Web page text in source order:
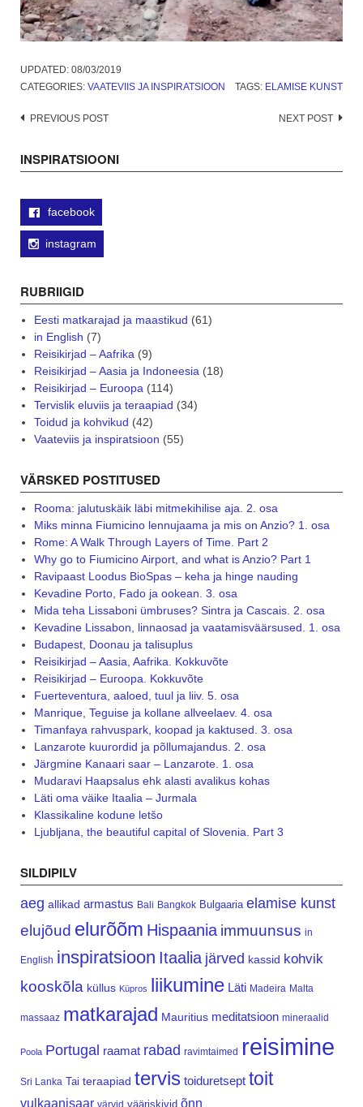
UPDATED: 08/03/2019
CATEGORIES: VAATEVIIS JA INSPIRATSIOON TAGS: ELAMISE KUNST
Post
PREVIOUS POST NEXT POST
INSPIRATSIOONI
facebook
instagram
RUBRIIGID
Eesti matkarajad ja maastikud (61)
in English (7)
Reisikirjad – Aafrika(9)
Reisikirjad – Aasia ja Indoneesia(18)
Reisikirjad – Euroopa(114)
Tervislik eluviis ja teraapiad (34)
Toidud ja kohvikud (42)
Vaateviis ja inspiratsioon (55)
VÄRSKED POSTITUSED
Rooma: jalutuskäik läbi mitmekihilise aja. 2. osa
Miks minna Fiumicino lennujaama ja mis on Anzio? 1. osa
Rome: A Walk Through Layers of Time. Part 2
Why go to Fiumicino Airport, and what is Anzio? Part 1
Ravipaast Loodus BioSpas – keha ja hinge nauding
Kevadine Porto, Fado ja ookean. 3. osa
Mida teha Lissaboni ümbruses? Sintra ja Cascais. 2. osa
Kevadine Lissabon, linnaosad ja vaatamisväärsused. 1. osa
Budapest, Doonau ja talisuplus
Reisikirjad – Aasia, Aafrika. Kokkuvõte
Reisikirjad – Euroopa. Kokkuvõte
Fuerteventura, aaloed, tuul ja liiv. 5. osa
Manrique, Teguise ja kollane allveelaev. 4. osa
Timanfaya rahvuspark, koopad ja kaktused. 3. osa
Lanzarote kuurordid ja põllumajandus. 2. osa
Järgmine Kanaari saar – Lanzarote. 1. osa
Mudaravi Haapsalus ehk alasti avalikus kohas
Läti oma väike Itaalia – Jurmala
Klassikaline kodune letšo
Ljubljana, the beautiful capital of Slovenia. Part 3
SILDIPILV
aeg allikad armastus Bali Bangkok Bulgaaria elamise kunst
elujõud elurõõm Hispaania immuunsus in
English inspiratsioon Itaalia järved kassid kohvik
kooskõla küllus Küpros liikumine Läti Madeira Malta
massaaz matkarajad Mauritius meditatsioon mineraalid
Poola Portugal raamat rabad ravimtaimed reisimine
Sri Lanka Tai teraapiad tervis toiduretsept toit
vulkaanisaar vääriskivid õnn